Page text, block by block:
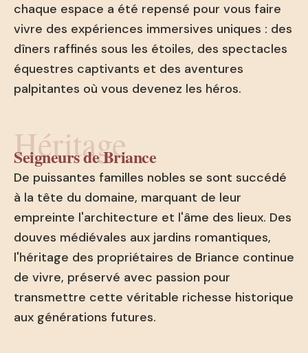
chaque espace a été repensé pour vous faire
vivre des expériences immersives uniques : des
dîners raffinés sous les étoiles, des spectacles
équestres captivants et des aventures
palpitantes où vous devenez les héros.
Héritage
Seigneurs de Briance
De puissantes familles nobles se sont succédé
à la tête du domaine, marquant de leur
empreinte l'architecture et l'âme des lieux. Des
douves médiévales aux jardins romantiques,
l'héritage des propriétaires de Briance continue
de vivre, préservé avec passion pour
transmettre cette véritable richesse historique
aux générations futures.